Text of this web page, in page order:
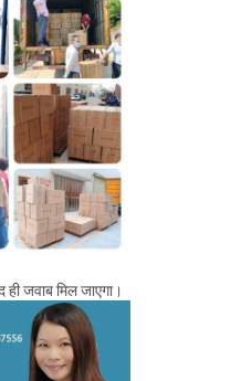
जवाब मिल जाएगा।